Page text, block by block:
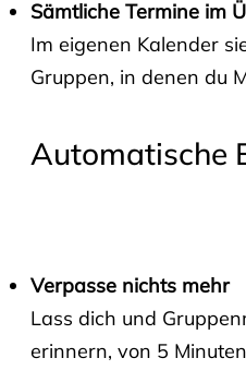
Sämtliche Termine im
Im eigenen Kalender
Gruppen, in denen du
Automatische
Verpasse nichts mehr
Lass dich und
erinnern, von 5